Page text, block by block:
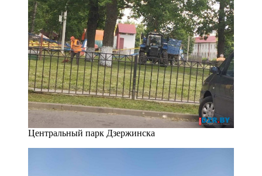
Центральный парк Дзержинска